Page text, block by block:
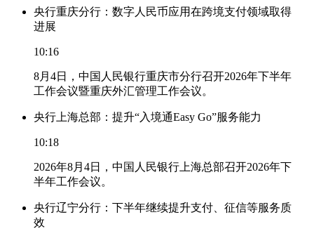
央行重庆分行：数字人民币应用在跨境支付领域取得
进展
10:16
8月4日，中国人民银行重庆市分行召开2026年下半年
工作会议暨重庆外汇管理工作会议。
央行上海总部：提升“入境通Easy Go”服务能力
10:18
2026年8月4日，中国人民银行上海总部召开2026年下
半年工作会议。
央行辽宁分行：下半年继续提升支付、征信等服务质
效